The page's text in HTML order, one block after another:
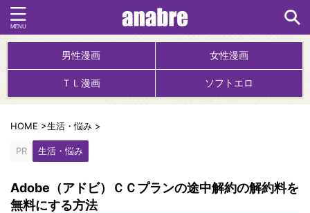
男性漫画 女性漫画
ＴＬ漫画 ソフトエロ
HOME >生活・悩み >
PR 生活・悩み
Adobe（アドビ）ＣＣプランの途中解約の解約料を
無料にする方法